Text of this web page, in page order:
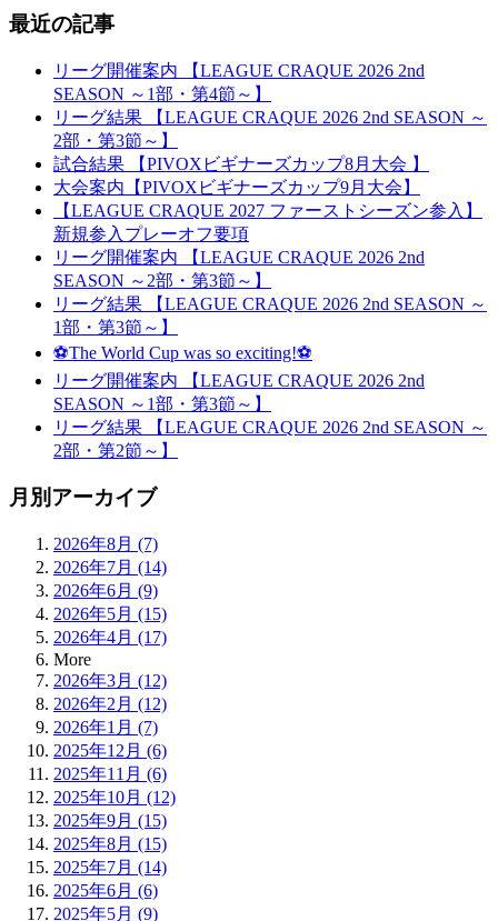
最近の記事
リーグ開催案内 【LEAGUE CRAQUE 2026 2nd
SEASON ～1部・第4節～】
リーグ結果 【LEAGUE CRAQUE 2026 2nd SEASON ～
2部・第3節～】
試合結果 【PIVOXビギナーズカップ8月大会 】
大会案内【PIVOXビギナーズカップ9月大会】
【LEAGUE CRAQUE 2027 ファーストシーズン参入】
新規参入プレーオフ要項
リーグ開催案内 【LEAGUE CRAQUE 2026 2nd
SEASON ～2部・第3節～】
リーグ結果 【LEAGUE CRAQUE 2026 2nd SEASON ～
1部・第3節～】
⚽The World Cup was so exciting!⚽
リーグ開催案内 【LEAGUE CRAQUE 2026 2nd
SEASON ～1部・第3節～】
リーグ結果 【LEAGUE CRAQUE 2026 2nd SEASON ～
2部・第2節～】
月別アーカイブ
2026年8月 (7)
2026年7月 (14)
2026年6月 (9)
2026年5月 (15)
2026年4月 (17)
More
2026年3月 (12)
2026年2月 (12)
2026年1月 (7)
2025年12月 (6)
2025年11月 (6)
2025年10月 (12)
2025年9月 (15)
2025年8月 (15)
2025年7月 (14)
2025年6月 (6)
2025年5月 (9)